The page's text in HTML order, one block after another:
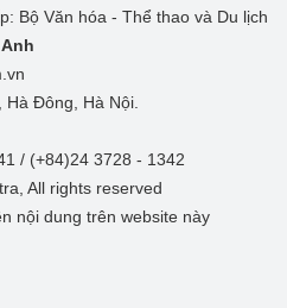
Bộ Văn hóa - Thể thao và Du lịch
Đông, Hà Nội.
/ (+84)24 3728 - 1342
All rights reserved
nội dung trên website này